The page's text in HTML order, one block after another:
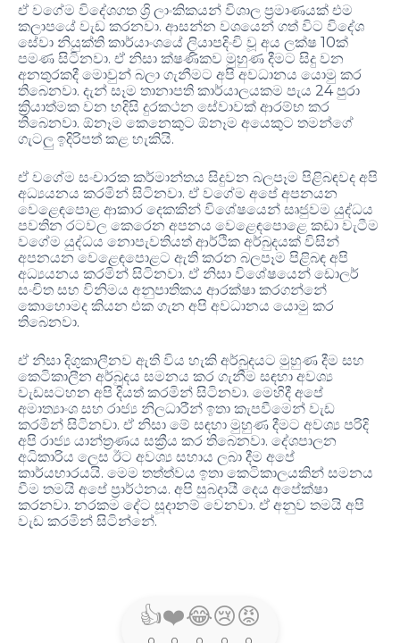
ඒ වගේම විදේශගත ශ්‍රි ලාංකිකයන් විශාල ප්‍රමාණයක් එම
කලාපයේ වැඩ කරනවා. ආසන්න වශයෙන් ගත් විට විදේශ
සේවා නියුක්ති කාර්යාංශයේ ලියාපදිංචි වූ අය ලක්ෂ 10ක්
පමණ සිටිනවා. ඒ නිසා ක්ෂණිකව මුහුණ දීමට සිදු වන
අනතුරකදී මොවුන් බලා ගැනීමට අපි අවධානය යොමු කර
තිබෙනවා. දැන් සෑම තානාපති කාර්යාලයකම පැය 24 පුරා
ක්‍රියාත්මක වන හදිසි දුරකථන සේවාවක් ආරම්භ කර
තිබෙනවා. ඕනෑම කෙනෙකුට ඕනෑම අයෙකුට තමන්ගේ
ගැටලු ඉදිරිපත් කළ හැකියි.
ඒ වගේම සංචාරක කර්මාන්තය සිදුවන බලපෑම පිළිබඳවද අපි
අධ්‍යයනය කරමින් සිටිනවා. ඒ වගේම අපේ අපනයන
වෙළෙඳපොළ ආකාර දෙකකින් විශේෂයෙන් සෘජුවම යුද්ධය
පවතින රටවල කෙරෙන අපනය වෙළෙඳපොළෙ කඩා වැටීම
වගේම යුද්ධය නොපැවතියත් ආර්ථික අර්බුදයක් විසින්
අපනයන වෙළෙඳපොළට ඇති කරන බලපෑම පිළිබඳ අපි
අධ්‍යයනය කරමින් සිටිනවා. ඒ නිසා විශේෂයෙන් ඩොලර්
සංචිත සහ විනිමය අනුපාතිකය ආරක්ෂා කරගන්නේ
කොහොමද කියන එක ගැන අපි අවධානය යොමු කර
තිබෙනවා.
ඒ නිසා දිගුකාලීනව ඇති විය හැකි අර්බුදයට මුහුණ දීම සහ
කෙටිකාලීන අර්බුදය සමනය කර ගැනීම සඳහා අවශ්‍ය
වැඩසටහන අපි දියත් කරමින් සිටිනවා. මෙහිදී අපේ
අමාත්‍යාංශ සහ රාජ්‍ය නිලධාරීන් ඉතා කැපවීමෙන් වැඩ
කරමින් සිටිනවා. ඒ නිසා මේ සඳහා මුහුණ දීමට අවශ්‍ය පරිදි
අපි රාජ්‍ය යාන්ත්‍රණය සක්‍රීය කර තිබෙනවා. දේශපාලන
අධිකාරිය ලෙස ඊට අවශ්‍ය සහාය ලබා දීම අපේ
කාර්යභාරයයි. මෙම තත්ත්වය ඉතා කෙටිකාලයකින් සමනය
වීම තමයි අපේ ප්‍රාර්ථනය. අපි සුබදායී දෙය අපේක්ෂා
කරනවා. නරකම දේට සූදානම් වෙනවා. ඒ අනුව තමයි අපි
වැඩ කරමින් සිටින්නේ.
👍❤️😂😢😡